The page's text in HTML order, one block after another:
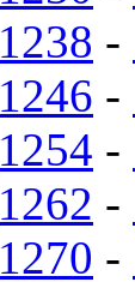
1238 -
1246 -
1254 -
1262 -
1270 -